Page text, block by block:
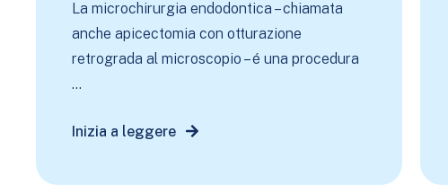
La microchirurgia endodontica – chiamata
anche apicectomia con otturazione
retrograda al microscopio – é una procedura
...
Inizia a leggere